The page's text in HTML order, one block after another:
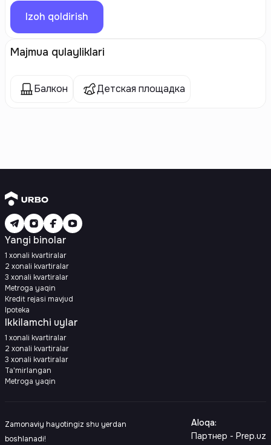
Izoh qoldirish
Majmua qulayliklari
Балкон Детская площадка
Yangi binolar
1 xonali kvartiralar
2 xonali kvartiralar
3 xonali kvartiralar
Metroga yaqin
Kredit rejasi mavjud
Ipoteka
Ikkilamchi uylar
1 xonali kvartiralar
2 xonali kvartiralar
3 xonali kvartiralar
Ta'mirlangan
Metroga yaqin
Zamonaviy hayotingiz shu yerdan
boshlanadi!
Aloqa:
Партнер - Prep.uz